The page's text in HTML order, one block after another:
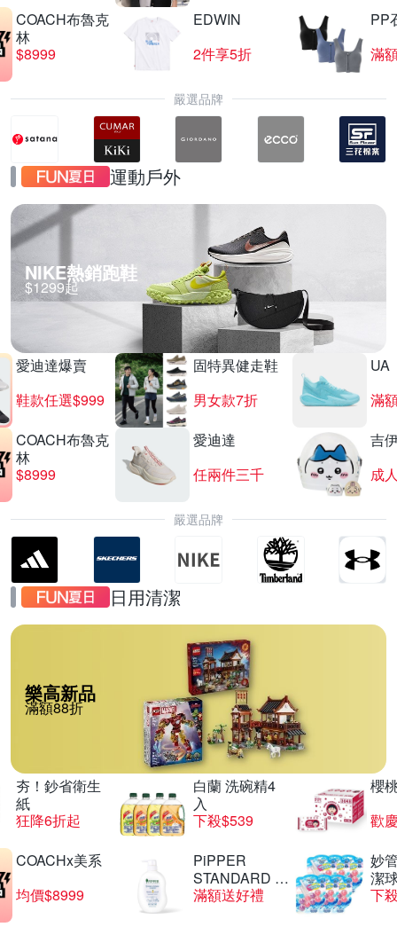
COACH布魯克
林
$8999
EDWIN
2件享5折
PP
滿
嚴選品牌
運動戶外
NIKE熱銷跑鞋
$1299起
愛迪達爆賣
鞋款任選$999
固特異健走鞋
男女款7折
UA
滿
COACH布魯克
林
$8999
愛迪達
任兩件三千
吉
嚴選品牌
日用清潔
樂高新品
滿額88折
夯！鈔省衛生
紙
狂降6折起
白蘭 洗碗精4
入
下殺$539
櫻
歡
COACHx美系
均價$8999
PiPPER
STANDARD 沛
柏
滿額送好禮
妙
潔
下